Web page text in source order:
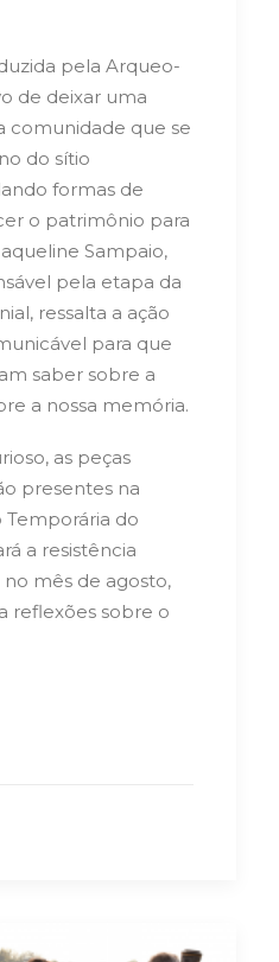
pela Arqueo-
de deixar uma
comunidade que se
do sítio
formas de
o patrimônio para
Sampaio,
pela etapa da
ressalta a ação
para que
saber sobre a
a nossa memória.
as peças
presentes na
Temporária do
a resistência
mês de agosto,
reflexões sobre o